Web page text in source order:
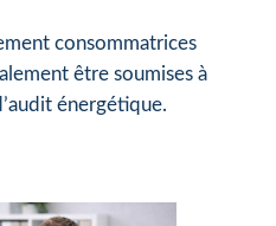
consommatrices
être soumises à
énergétique.